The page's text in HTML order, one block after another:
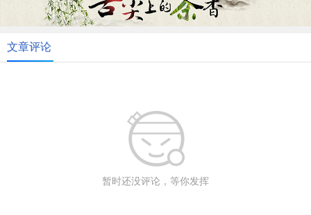
文章评论
暂时还没评论，等你发挥